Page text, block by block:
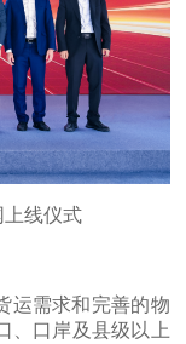
上线仪式
运需求和完善的物
、口岸及县级以上